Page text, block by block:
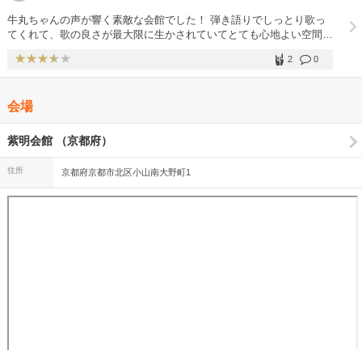
牛丸ちゃんの声が響く素敵な会館でした！ 弾き語りでしっとり歌っ
てくれて、歌の良さが最大限に生かされていてとても心地よい空間で
0
2
会場
紫明会館 （京都府）
住所 京都府京都市北区小山南大野町1